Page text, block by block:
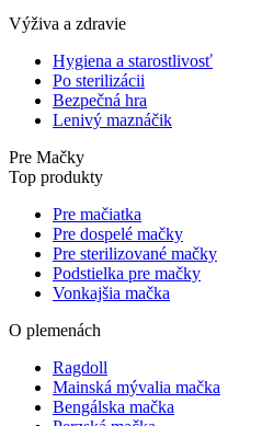
Výživa a zdravie
Hygiena a starostlivosť
Po sterilizácii
Bezpečná hra
Lenivý maznáčik
Pre Mačky
Top produkty
Pre mačiatka
Pre dospelé mačky
Pre sterilizované mačky
Podstielka pre mačky
Vonkajšia mačka
O plemenách
Ragdoll
Mainská mývalia mačka
Bengálska mačka